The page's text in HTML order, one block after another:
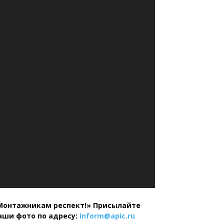
респект!» Присылайте
фото по адресу: inform@apic.ru